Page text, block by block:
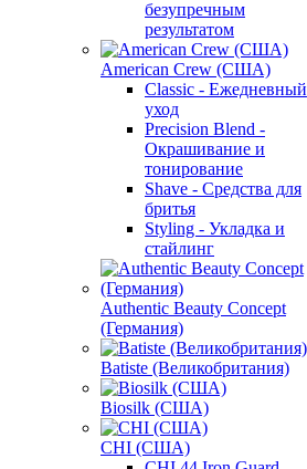
безупречным
результатом
American Crew (США)
Classic - Ежедневный
уход
Precision Blend -
Окрашивание и
тонирование
Shave - Средства для
бритья
Styling - Укладка и
стайлинг
Authentic Beauty Concept
(Германия)
Batiste (Великобритания)
Biosilk (США)
CHI (США)